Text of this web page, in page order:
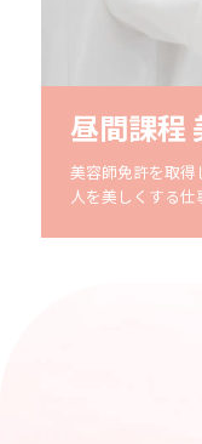
昼間課程
美容師免許を取得
人を美しくする仕